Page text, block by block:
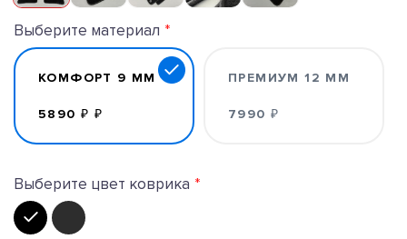
Выберите материал
КОМФОРТ 9 ММ
5890 ₽ ₽
ПРЕМИУМ 12 ММ
7990 ₽
Выберите цвет коврика